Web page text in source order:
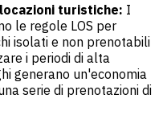
turistiche: I
le regole LOS per
isolati e non prenotabili
i periodi di alta
generano un'economia
serie di prenotazioni di